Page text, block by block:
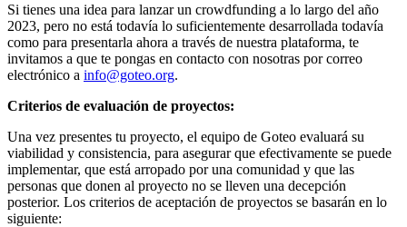
Si tienes una idea para lanzar un crowdfunding a lo largo del año
2023, pero no está todavía lo suficientemente desarrollada todavía
como para presentarla ahora a través de nuestra plataforma, te
invitamos a que te pongas en contacto con nosotras por correo
electrónico a info@goteo.org.
Criterios de evaluación de proyectos:
Una vez presentes tu proyecto, el equipo de Goteo evaluará su
viabilidad y consistencia, para asegurar que efectivamente se puede
implementar, que está arropado por una comunidad y que las
personas que donen al proyecto no se lleven una decepción
posterior. Los criterios de aceptación de proyectos se basarán en lo
siguiente: